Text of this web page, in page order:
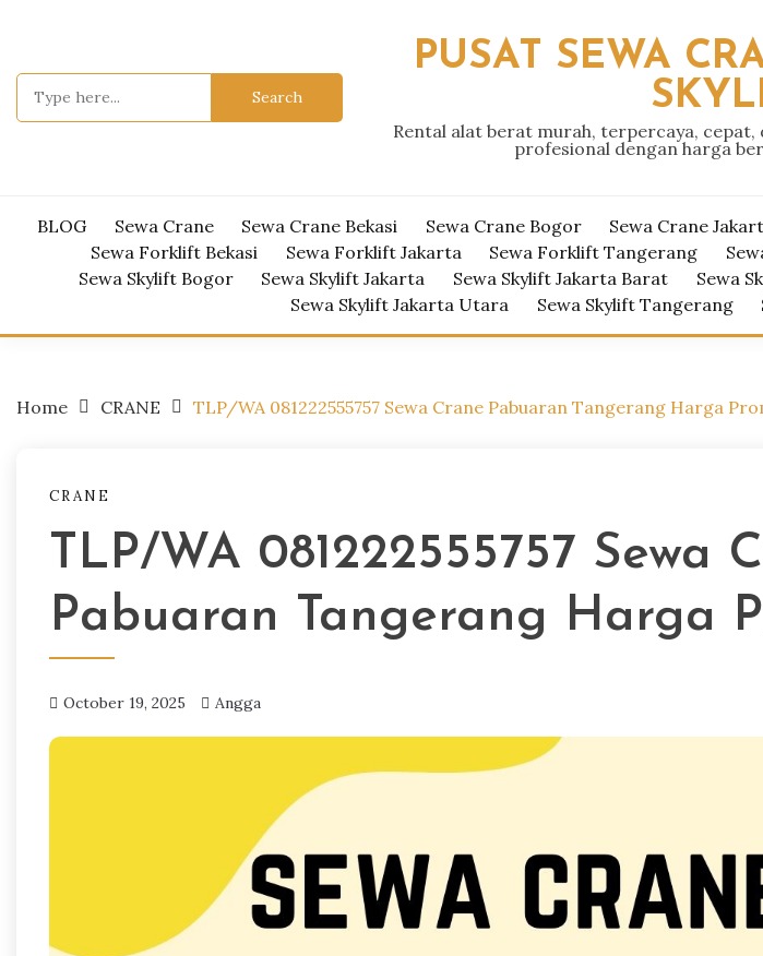
PUSAT SEWA
Rental alat berat murah, terpercaya, cepat,
profesional dengan harga
BLOG Sewa Crane Sewa Crane Bekasi Sewa Crane Bogor Sewa Crane
Sewa Forklift Bekasi
Sewa Forklift Jakarta Sewa Forklift Tangerang
Sewa Skylift Bogor
Sewa Skylift Jakarta Sewa Skylift Jakarta Barat Sewa
Sewa Skylift Jakarta Utara
Sewa Skylift Tangerang
Home CRANE TLP/WA 081222555757 Sewa Crane Pabuaran Tangerang Harga
CRANE
TLP/WA 081222555757 Sewa
Pabuaran Tangerang Harga
October 19, 2025 Angga